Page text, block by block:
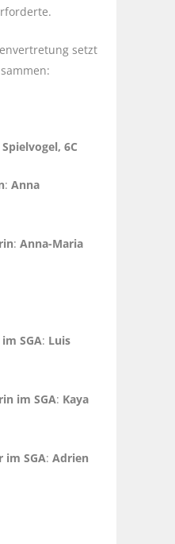
setzt
6C
: Anna
: Anna-Maria
SGA: Luis
im SGA: Kaya
SGA: Adrien